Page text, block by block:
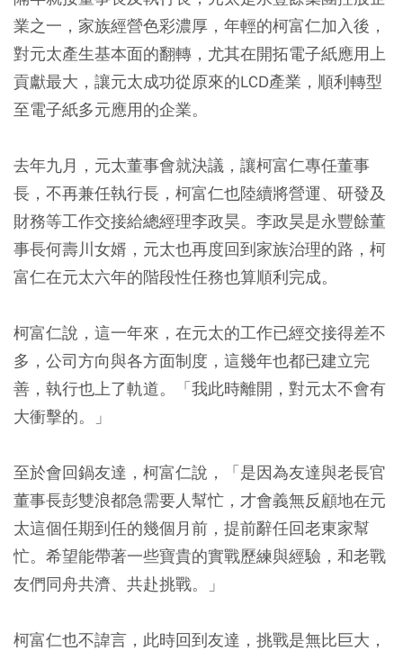
業之一，家族經營色彩濃厚，年輕的柯富仁加入後，
對元太產生基本面的翻轉，尤其在開拓電子紙應用上
貢獻最大，讓元太成功從原來的LCD產業，順利轉型
至電子紙多元應用的企業。
去年九月，元太董事會就決議，讓柯富仁專任董事
長，不再兼任執行長，柯富仁也陸續將營運、研發及
財務等工作交接給總經理李政昊。李政昊是永豐餘董
事長何壽川女婿，元太也再度回到家族治理的路，柯
富仁在元太六年的階段性任務也算順利完成。
柯富仁說，這一年來，在元太的工作已經交接得差不
多，公司方向與各方面制度，這幾年也都已建立完
善，執行也上了軌道。「我此時離開，對元太不會有
大衝擊的。」
至於會回鍋友達，柯富仁說，「是因為友達與老長官
董事長彭雙浪都急需要人幫忙，才會義無反顧地在元
太這個任期到任的幾個月前，提前辭任回老東家幫
忙。希望能帶著一些寶貴的實戰歷練與經驗，和老戰
友們同舟共濟、共赴挑戰。」
柯富仁也不諱言，此時回到友達，挑戰是無比巨大，